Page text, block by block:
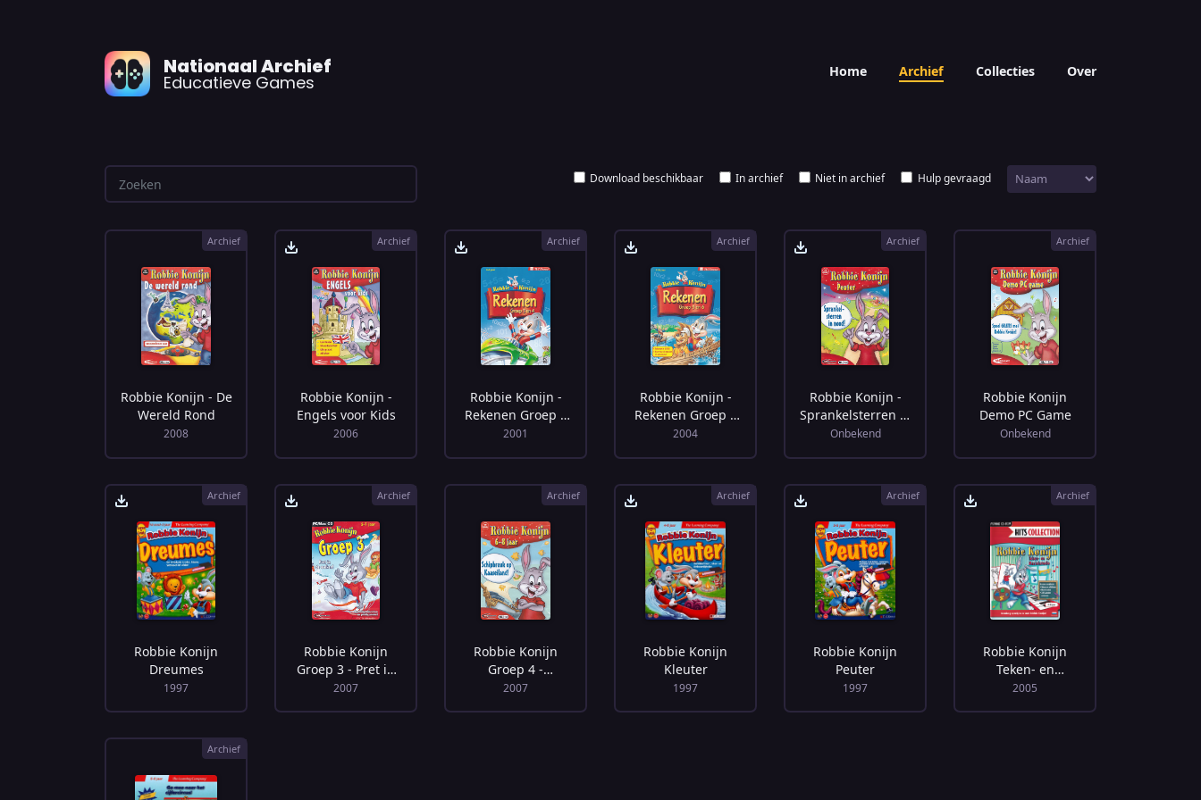
Nationaal Archief
Educatieve Games
Home Archief Collecties Over
Download beschikbaar In archief Niet in archief Hulp gevraagd
Robbie Konijn - De
Wereld Rond
2008
Archief
Robbie Konijn -
Engels voor Kids
2006
Archief
Robbie Konijn -
Rekenen Groep 3
en 4
2001
Archief
Robbie Konijn -
Rekenen Groep 5
en 6
2004
Archief
Robbie Konijn -
Sprankelsterren in
Nood!
Onbekend
Archief
Robbie Konijn
Demo PC Game
Onbekend
Archief
Robbie Konijn
Dreumes
1997
Archief
Robbie Konijn
Groep 3 - Pret in
de Wolken!
2007
Archief
Robbie Konijn
Groep 4 -
Schipbreuk op
2007
Archief
Robbie Konijn
Kleuter
1997
Archief
Robbie Konijn
Peuter
1997
Archief
Robbie Konijn
Teken- en
Muziekstudio
2005
Archief
Archief